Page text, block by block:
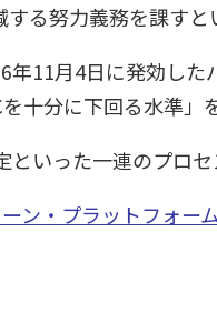
る努力義務を課すと
11月4日に発効した
十分に下回る水準」
いった一連のプロ
ン・プラットフォー